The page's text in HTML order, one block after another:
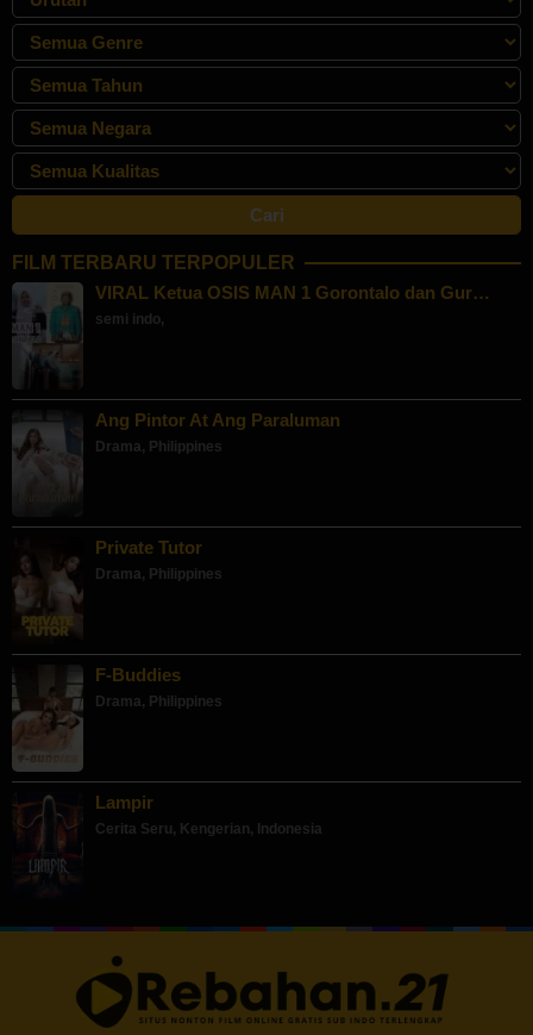
FILM TERBARU TERPOPULER
VIRAL Ketua OSIS MAN 1 Gorontalo dan Gur…
semi indo,
Ang Pintor At Ang Paraluman
Drama, Philippines
Private Tutor
Drama, Philippines
F-Buddies
Drama, Philippines
Lampir
Cerita Seru, Kengerian, Indonesia